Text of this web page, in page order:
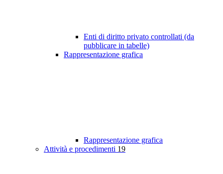
Enti di diritto privato controllati (da
pubblicare in tabelle)
Rappresentazione grafica
Rappresentazione grafica
Attività e procedimenti 19